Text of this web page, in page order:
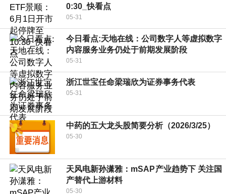
0:30_快看点
05-31
今日看点:天地在线：公司数字人等虚拟数字
内容服务业务仍处于前期发展阶段
05-31
浙江世宝任命梁瑞欣为证券事务代表
05-31
中药的五大龙头股简要分析（2026/3/25）
05-30
天风电新孙潇雅：mSAP产业趋势下 关注国
产替代上游材料
05-30